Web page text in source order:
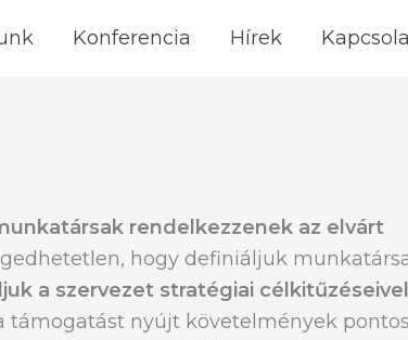
Konferencia Hírek
rendelkezzenek az elvárt
hogy definiáljuk
a szervezet stratégiai
nyújt követelmények pontos